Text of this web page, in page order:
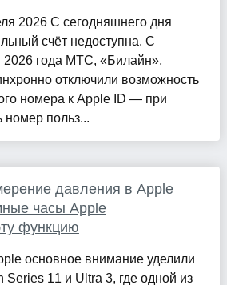
2026 С сегодняшнего дня
счёт недоступна. С
2026 года МТС, «Билайн»,
отключили возможность
номера к Apple ID — при
номер польз...
давления в Apple
часы Apple
функцию
основное внимание уделили
11 и Ultra 3, где одной из